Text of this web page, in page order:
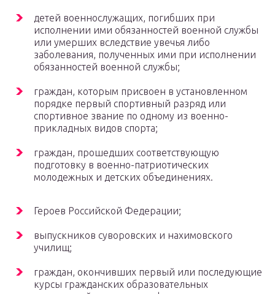
детей военнослужащих, погибших при
исполнении ими обязанностей военной службы
или умерших вследствие увечья либо
заболевания, полученных ими при исполнении
обязанностей военной службы;
граждан, которым присвоен в установленном
порядке первый спортивный разряд или
спортивное звание по одному из военно-
прикладных видов спорта;
граждан, прошедших соответствующую
подготовку в военно-патриотических
молодежных и детских объединениях.
Героев Российской Федерации;
выпускников суворовских и нахимовского
училищ;
граждан, окончивших первый или последующие
курсы гражданских образовательных